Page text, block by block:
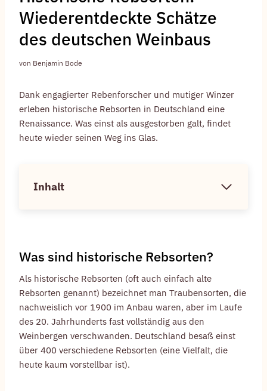
Wiederentdeckte Schätze
des deutschen Weinbaus
von Benjamin Bode
Dank engagierter Rebenforscher und mutiger Winzer
erleben historische Rebsorten in Deutschland eine
Renaissance. Was einst als ausgestorben galt, findet
heute wieder seinen Weg ins Glas.
Inhalt
Was sind historische Rebsorten?
Als historische Rebsorten (oft auch einfach alte
Rebsorten genannt) bezeichnet man Traubensorten, die
nachweislich vor 1900 im Anbau waren, aber im Laufe
des 20. Jahrhunderts fast vollständig aus den
Weinbergen verschwanden. Deutschland besaß einst
über 400 verschiedene Rebsorten (eine Vielfalt, die
heute kaum vorstellbar ist).